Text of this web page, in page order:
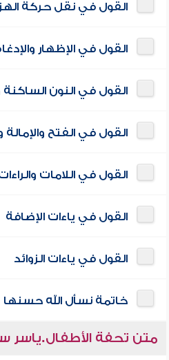
القول في نقل حركة
القول في الإظهار
القول في النون الساكنة
القول في الفتح
القول في اللامات
القول في ياءات الإضافة
القول في ياءات الزوائد
خاتمة نسأل الله حسنها
متن تحفة الأطفال.ياسر